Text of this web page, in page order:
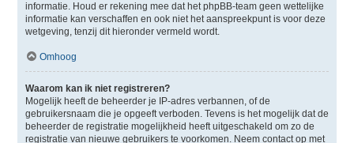
informatie. Houd er rekening mee dat het phpBB-team geen wettelijke
informatie kan verschaffen en ook niet het aanspreekpunt is voor deze
wetgeving, tenzij dit hieronder vermeld wordt.
Omhoog
Waarom kan ik niet registreren?
Mogelijk heeft de beheerder je IP-adres verbannen, of de
gebruikersnaam die je opgeeft verboden. Tevens is het mogelijk dat de
beheerder de registratie mogelijkheid heeft uitgeschakeld om zo de
registratie van nieuwe gebruikers te voorkomen. Neem contact op met